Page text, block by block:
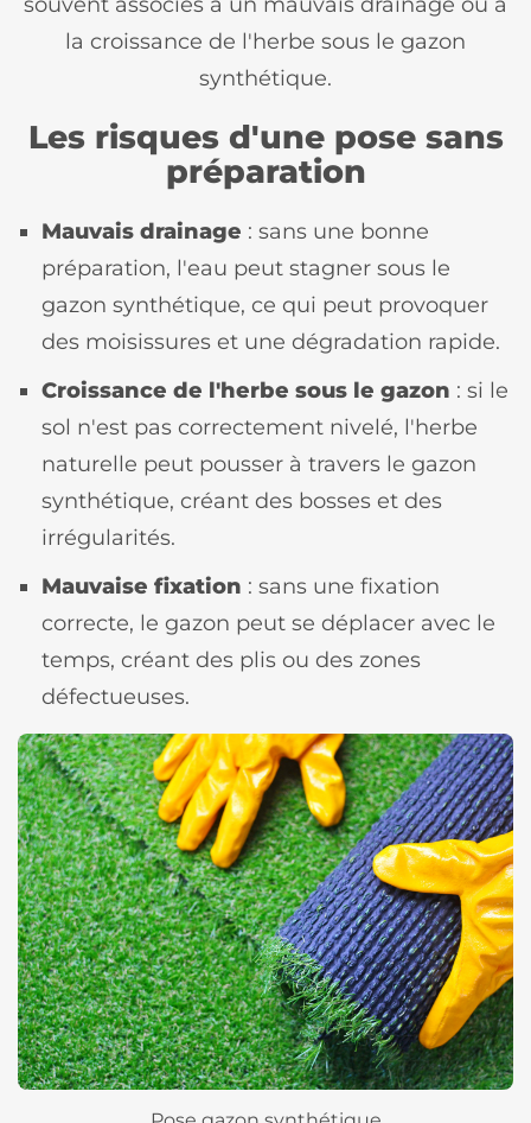
la croissance de l'herbe sous le gazon
synthétique.
Les risques d'une pose sans
préparation
Mauvais drainage : sans une bonne
préparation, l'eau peut stagner sous le
gazon synthétique, ce qui peut provoquer
des moisissures et une dégradation rapide.
Croissance de l'herbe sous le gazon : si le
sol n'est pas correctement nivelé, l'herbe
naturelle peut pousser à travers le gazon
synthétique, créant des bosses et des
irrégularités.
Mauvaise fixation : sans une fixation
correcte, le gazon peut se déplacer avec le
temps, créant des plis ou des zones
défectueuses.